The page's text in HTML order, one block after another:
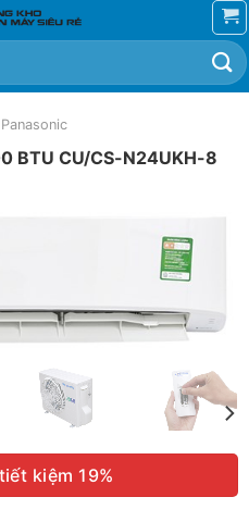
BTU CU/CS-N24UKH-8
kiệm 19%